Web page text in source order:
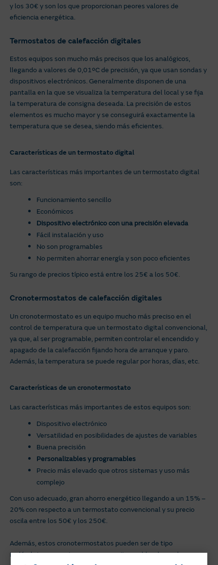
y los 30€ y son los que proporcionan peores valores de
eficiencia energética.
Termostatos de calefacción digitales
Estos equipos son mucho más precisos que los analógicos,
llegando a valores de 0,01ºC de precisión, ya que usan sondas y
dispositivos electrónicos. Generalmente disponen de una
pantalla en la que se visualiza la temperatura del local y se fija
la temperatura de consigna deseada. La precisión de estos
elementos es mucho mayor y se conseguirá exactamente la
temperatura que se desea, siendo más eficientes.
Características de un termostato digital
Las características más importantes de un termostato digital
son:
Funcionamiento sencillo
Económicos
Dispositivo electrónico con una precisión elevada
Fácil instalación y uso
No son programables
No permiten ahorrar energía y son poco eficientes
Su rango de precios típico está entre los 25€ a los 50€.
Cronotermostatos de calefacción digitales
Un cronotermostato es un equipo mucho más preciso en el
control de temperatura que un termostato digital convencional,
ya que, al ser programable, permiten controlar el encendido y
apagado de la calefacción fijando hora de arranque y paro.
Además, la temperatura se puede regular por horas, días, etc.
Características de un cronotermostato
Las características más importantes de estos equipos son:
Dispositivo electrónico
Versatilidad en posibilidades de ajustes de variables
Buena precisión
Personalizables y programables
Precio más elevado que otros sistemas y uso más
complejo
Con uso adecuado, gran ahorro energético llegando a un 15% –
20% con respecto a un termostato convencional y su precio
oscila entre los 50€ y los 250€.
Además, estos cronotermostatos pueden ser de tipo
inalámbrico y en este caso no necesitan cableado con la